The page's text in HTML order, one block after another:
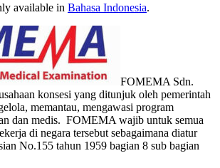
available in Bahasa Indonesia.
FOMEMA Sdn.
konsesi yang ditunjuk oleh pemerintah
memantau, mengawasi program
dan medis. FOMEMA wajib untuk semua
di negara tersebut sebagaimana diatur
No.155 tahun 1959 bagian 8 sub bagian